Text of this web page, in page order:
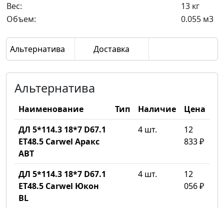
Вес:
13 кг
Объем:
0.055 м3
Альтернатива Доставка
Альтернатива
Наименование Тип Наличие
Цена
ДЛ 5*114.3 18*7 D67.1
ET48.5 Carwel Аракс
ABT
4 шт.
12
833 ₽
ДЛ 5*114.3 18*7 D67.1
ET48.5 Carwel Юкон
BL
4 шт.
12
056 ₽